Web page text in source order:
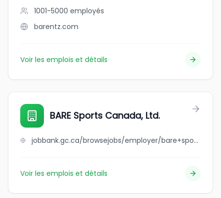
1001-5000 employés
barentz.com
Voir les emplois et détails
BARE Sports Canada, Ltd.
jobbank.gc.ca/browsejobs/employer/bare+sports+canada%2C+ltd./ca
Voir les emplois et détails